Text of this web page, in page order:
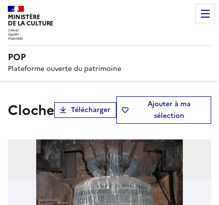
MINISTÈRE
DE LA CULTURE
POP
Plateforme ouverte du patrimoine
Cloche Télécharger
Ajouter à ma
sélection